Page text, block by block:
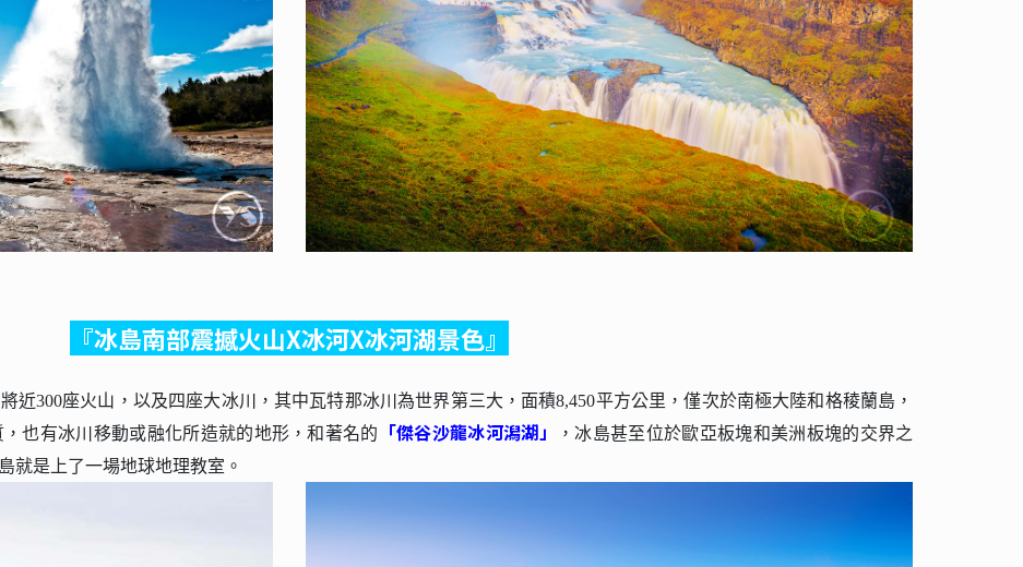
『冰島南部震撼火山X冰河X冰河湖景色』
近300座火山，以及四座大冰川，其中瓦特那冰川為世界第三大，面積8,450平方公里，僅次於南極大陸和格稜蘭島，
也有冰川移動或融化所造就的地形，和著名的
「傑谷沙龍冰河潟湖」
，冰島甚至位於歐亞板塊和美洲板塊的交界之
就是上了一場地球地理教室。